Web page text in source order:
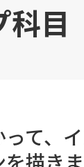
目
て、